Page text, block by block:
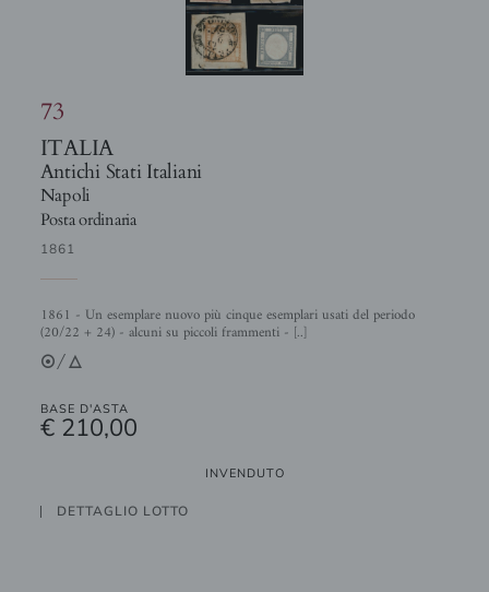
73
ITALIA
Antichi Stati Italiani
Napoli
Posta ordinaria
1861
1861 - Un esemplare nuovo più cinque esemplari usati del periodo
(20/22 + 24) - alcuni su piccoli frammenti - [..]
2/3
BASE D'ASTA
€ 210,00
INVENDUTO
DETTAGLIO LOTTO